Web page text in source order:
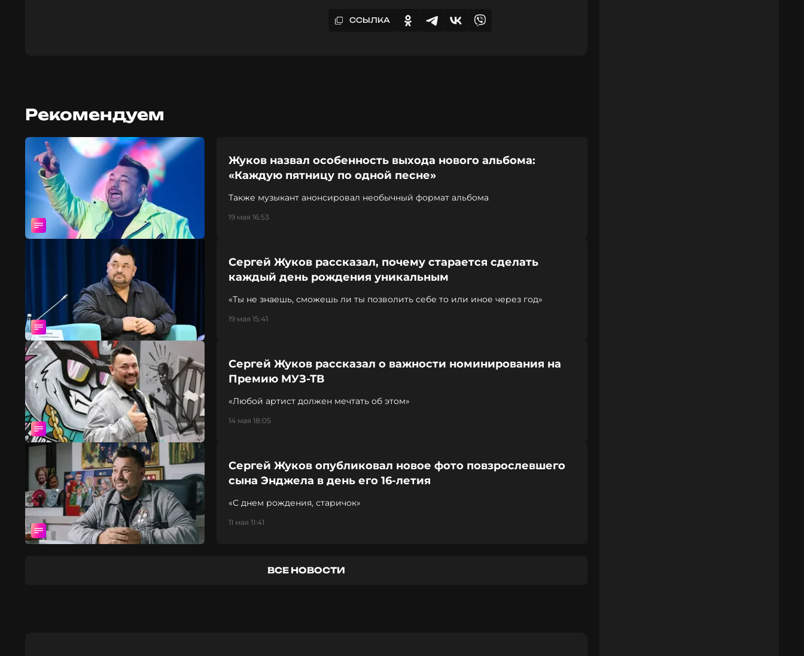
ССЫЛКА
Рекомендуем
Жуков назвал особенность выхода нового альбома:
«Каждую пятницу по одной песне»
Также музыкант анонсировал необычный формат альбома
19 мая 16:53
Сергей Жуков рассказал, почему старается сделать
каждый день рождения уникальным
«Ты не знаешь, сможешь ли ты позволить себе то или иное через год»
19 мая 15:41
Сергей Жуков рассказал о важности номинирования на
Премию МУЗ-ТВ
«Любой артист должен мечтать об этом»
14 мая 18:05
Сергей Жуков опубликовал новое фото повзрослевшего
сына Энджела в день его 16-летия
«С днем рождения, старичок»
11 мая 11:41
ВСЕ НОВОСТИ